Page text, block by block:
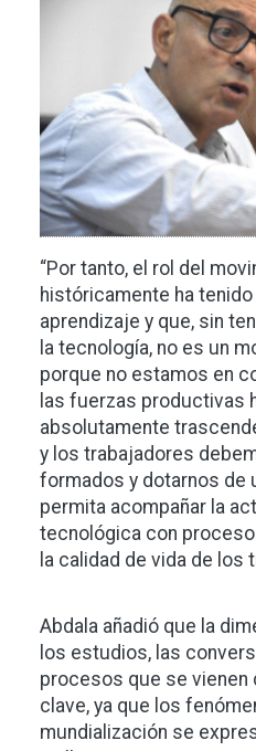
“Por tanto, el rol del
históricamente ha
aprendizaje y que, sin
la tecnología, no es un
porque no estamos en
las fuerzas productivas
absolutamente
y los trabajadores
formados y dotarnos de
permita acompañar la
tecnológica con
la calidad de vida de los
Abdala añadió que la
los estudios, las
procesos que se vienen
clave, ya que los
mundialización se